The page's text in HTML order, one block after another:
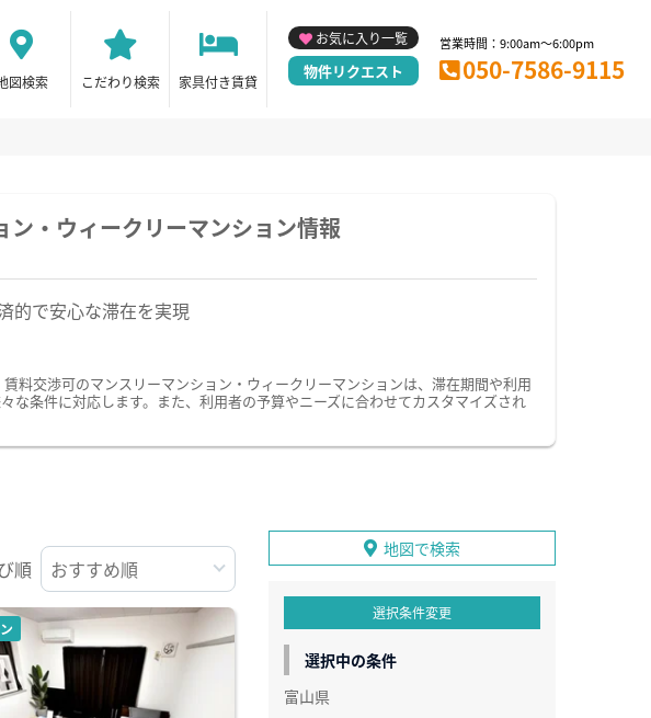
図検索 こだわり検索 家具付き賃貸
お気に入り一覧
物件リクエスト
営業時間：9:00am～6:00pm
050-7586-9115
・ウィークリーマンション情報
的で安心な滞在を実現
料交渉可のマンスリーマンション・ウィークリーマンションは、滞在期間や利用
条件に対応します。また、利用者の予算やニーズに合わせてカスタマイズされ
順
地図で検索
選択条件変更
選択中の条件
富山県